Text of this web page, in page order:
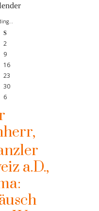
S
2
9
16
23
30
6
a.D.,